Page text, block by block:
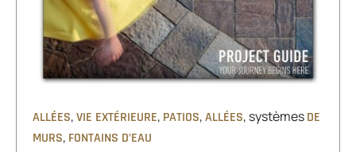
ALLÉES,VIE EXTÉRIEURE, PATIOS,ALLÉES, systèmesDE
MURS, FONTAINS D’EAU